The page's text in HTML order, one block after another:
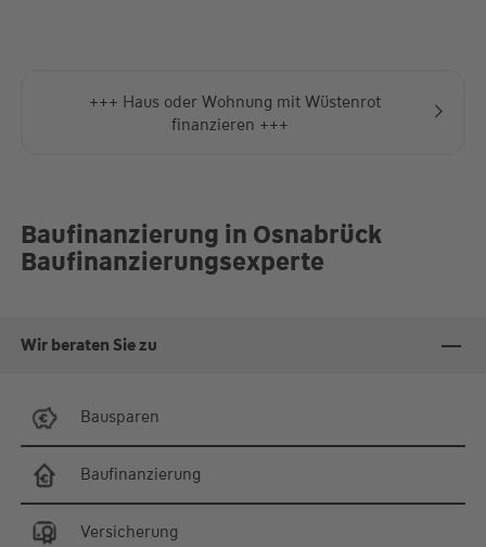
+++ Haus oder Wohnung mit Wüstenrot
finanzieren +++
Baufinanzierung in Osnabrück
Baufinanzierungsexperte
Wir beraten Sie zu
Bausparen
Baufinanzierung
Versicherung